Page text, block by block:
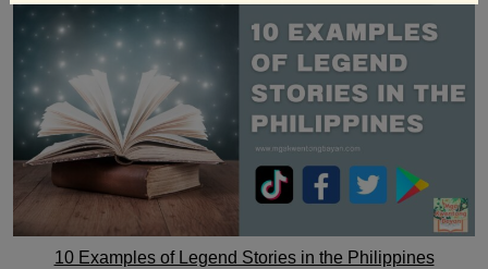
10 Examples of Legend Stories in the Philippines